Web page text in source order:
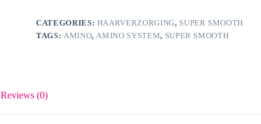
CATEGORIES: HAARVERZORGING, SUPER SMOOTH
TAGS: AMINO,AMINO SYSTEM, SUPER SMOOTH
Reviews (0)